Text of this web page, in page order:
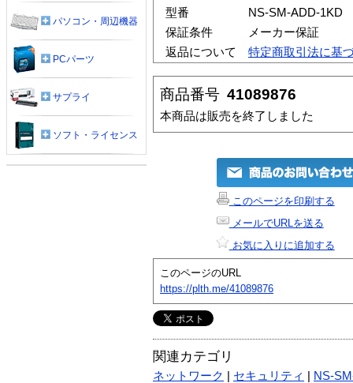
型番
NS-SM-ADD-1KD
保証条件
メーカー保証
返品について
特定商取引法に基
商品番号 41089876
本商品は販売を終了しました
このページを印刷する
メールでURLを送る
お気に入りに追加する
このページのURL
https://plth.me/41089876
関連カテゴリ
ネットワーク セキュリティ
NS-
パソコン・周辺機器
PCパーツ
サプライ
ソフト・ライセンス